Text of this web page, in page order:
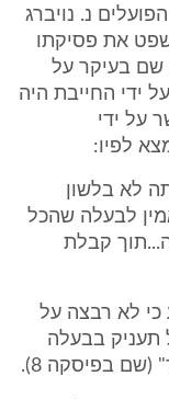
ע"א 8510/09 בנק הפועלים נ. נויברג
את פסיקתו
שם בעיקר על
ידי החייבת היה
על ידי
לפיו:
לא בלשון
לבעלה שהכל
קבלת
כי לא רבצה על
תעניק בבעלה
(שם בפיסקה 8).